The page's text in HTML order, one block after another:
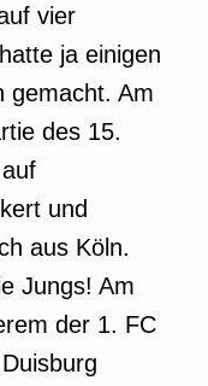
vier
ja einigen
gemacht. Am
des 15.
und
aus Köln.
Jungs! Am
der 1. FC